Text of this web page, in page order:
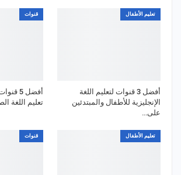
تعليم الأطفال
أفضل 3 قنوات لتعليم اللغة
الإنجليزية للأطفال والمبتدئين
على…
قنوات
أفضل 5
تعليم اللغة
تعليم الأطفال قنوات